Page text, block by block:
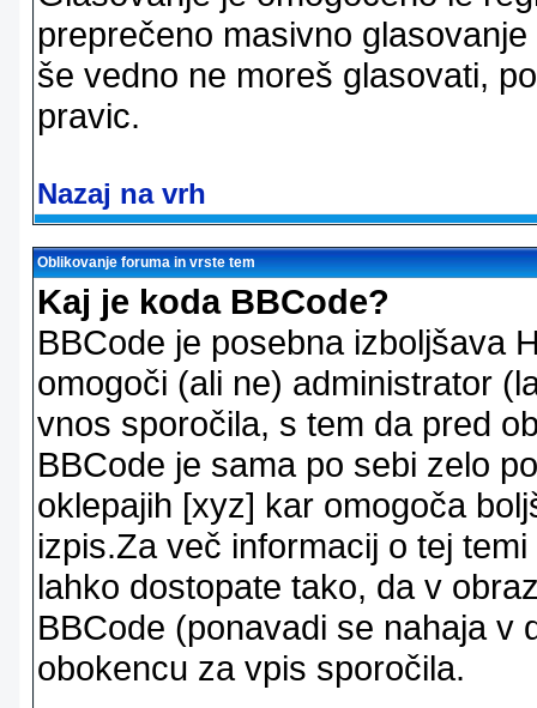
preprečeno masivno
še vedno ne moreš glasovati,
pravic.
Nazaj na vrh
Oblikovanje foruma in vrste tem
Kaj je koda BBCode?
BBCode je posebna izboljšava
omogoči (ali ne) administrator
vnos sporočila, s tem da pred
BBCode je sama po sebi zelo
oklepajih [xyz] kar omogoča
izpis.Za več informacij o tej
lahko dostopate tako, da v
BBCode (ponavadi se nahaja v
obokencu za vpis sporočila.